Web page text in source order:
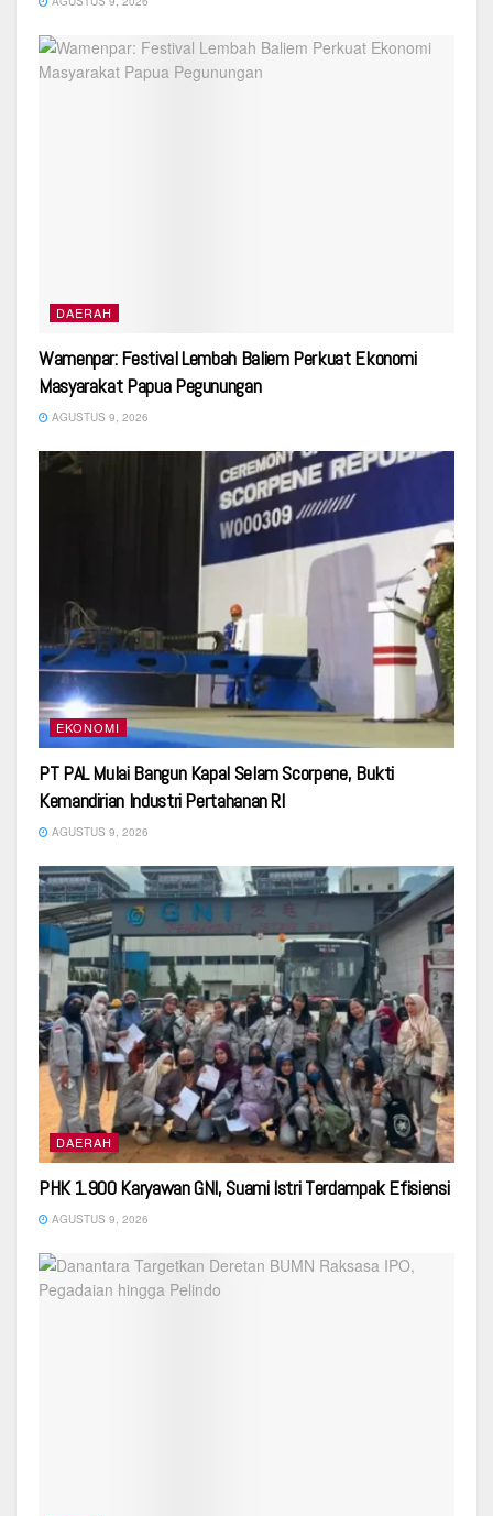
DAERAH
Wamenpar: Festival Lembah Baliem Perkuat Ekonomi
Masyarakat Papua Pegunungan
AGUSTUS 9, 2026
EKONOMI
PT PAL Mulai Bangun Kapal Selam Scorpene, Bukti
Kemandirian Industri Pertahanan RI
AGUSTUS 9, 2026
DAERAH
PHK 1.900 Karyawan GNI, Suami Istri Terdampak Efisiensi
AGUSTUS 9, 2026